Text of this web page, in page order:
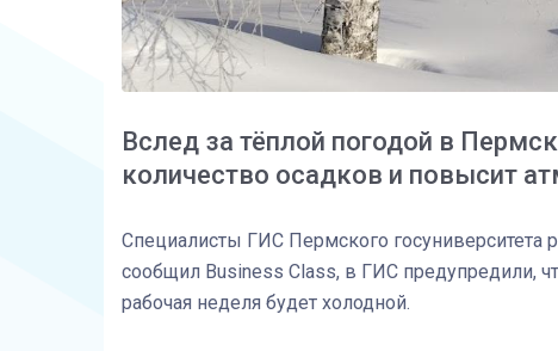
Вслед за тёплой погодой в
количество осадков и повысит
Специалисты ГИС Пермского госуниверситета
сообщил Business Class, в ГИС предупредили,
рабочая неделя будет холодной.